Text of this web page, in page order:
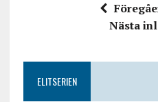
Nästa
ELITSERIEN